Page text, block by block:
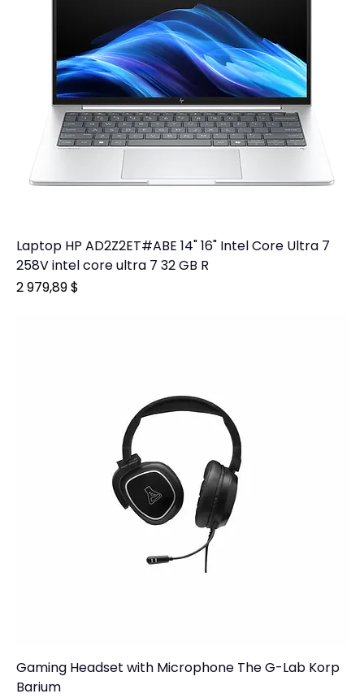
Laptop HP AD2Z2ET#ABE 14" 16" Intel Core Ultra 7
258V intel core ultra 7 32 GB R
Prix
2 979,89 $
Gaming Headset with Microphone The G-Lab Korp
Barium